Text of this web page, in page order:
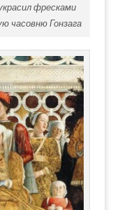
фресками
часовню Гонзага